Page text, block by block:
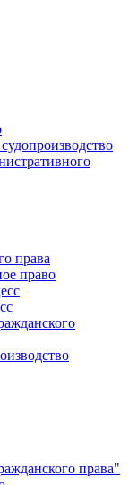
права
право
права"